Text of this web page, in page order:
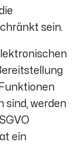
sein.
sind, werden
ein